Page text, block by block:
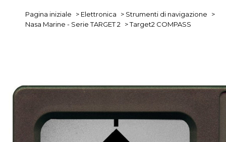
Pagina iniziale > Elettronica > Strumenti di navigazione
>
Nasa Marine - Serie TARGET 2
>Target2 COMPASS